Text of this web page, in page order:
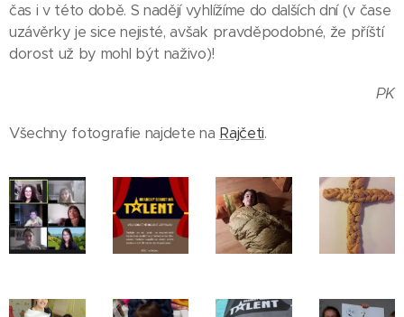
čas i v této době. S nadějí vyhlížíme do dalších dní (v čase
uzávěrky je sice nejisté, avšak pravděpodobné, že příští
dorost už by mohl být naživo)!
PK
Všechny fotografie najdete na Rajčeti.